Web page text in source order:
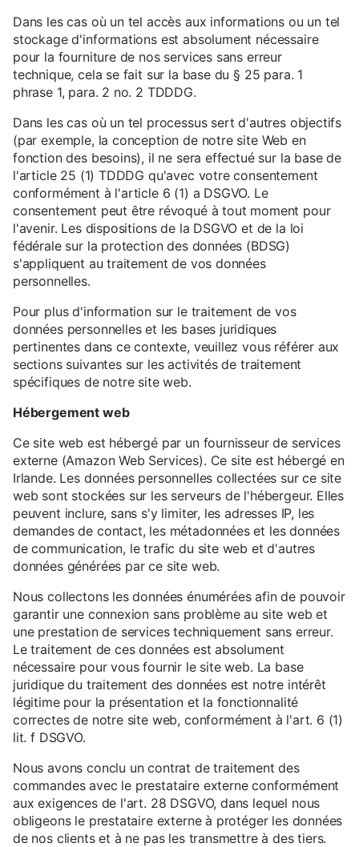
Dans les cas où un tel accès aux informations ou un tel
stockage d'informations est absolument nécessaire
pour la fourniture de nos services sans erreur
technique, cela se fait sur la base du § 25 para. 1
phrase 1, para. 2 no. 2 TDDDG.
Dans les cas où un tel processus sert d'autres objectifs
(par exemple, la conception de notre site Web en
fonction des besoins), il ne sera effectué sur la base de
l'article 25 (1) TDDDG qu'avec votre consentement
conformément à l'article 6 (1) a DSGVO. Le
consentement peut être révoqué à tout moment pour
l'avenir. Les dispositions de la DSGVO et de la loi
fédérale sur la protection des données (BDSG)
s'appliquent au traitement de vos données
personnelles.
Pour plus d'information sur le traitement de vos
données personnelles et les bases juridiques
pertinentes dans ce contexte, veuillez vous référer aux
sections suivantes sur les activités de traitement
spécifiques de notre site web.
Hébergement web
Ce site web est hébergé par un fournisseur de services
externe (Amazon Web Services). Ce site est hébergé en
Irlande. Les données personnelles collectées sur ce site
web sont stockées sur les serveurs de l'hébergeur. Elles
peuvent inclure, sans s'y limiter, les adresses IP, les
demandes de contact, les métadonnées et les données
de communication, le trafic du site web et d'autres
données générées par ce site web.
Nous collectons les données énumérées afin de pouvoir
garantir une connexion sans problème au site web et
une prestation de services techniquement sans erreur.
Le traitement de ces données est absolument
nécessaire pour vous fournir le site web. La base
juridique du traitement des données est notre intérêt
légitime pour la présentation et la fonctionnalité
correctes de notre site web, conformément à l'art. 6 (1)
lit. f DSGVO.
Nous avons conclu un contrat de traitement des
commandes avec le prestataire externe conformément
aux exigences de l'art. 28 DSGVO, dans lequel nous
obligeons le prestataire externe à protéger les données
de nos clients et à ne pas les transmettre à des tiers.